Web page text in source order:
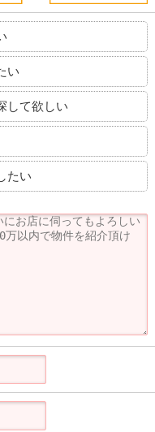
い
して欲しい
たい